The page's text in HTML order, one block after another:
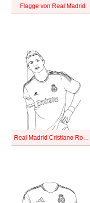
Flagge von Real Madrid
Real Madrid Cristiano Ronaldo